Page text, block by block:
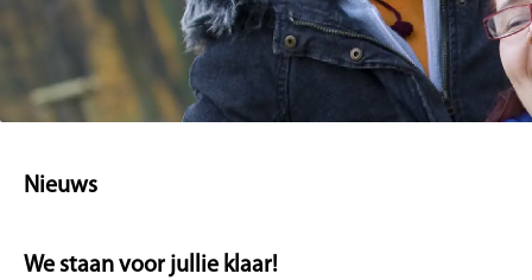
Nieuws
We staan voor jullie klaar!